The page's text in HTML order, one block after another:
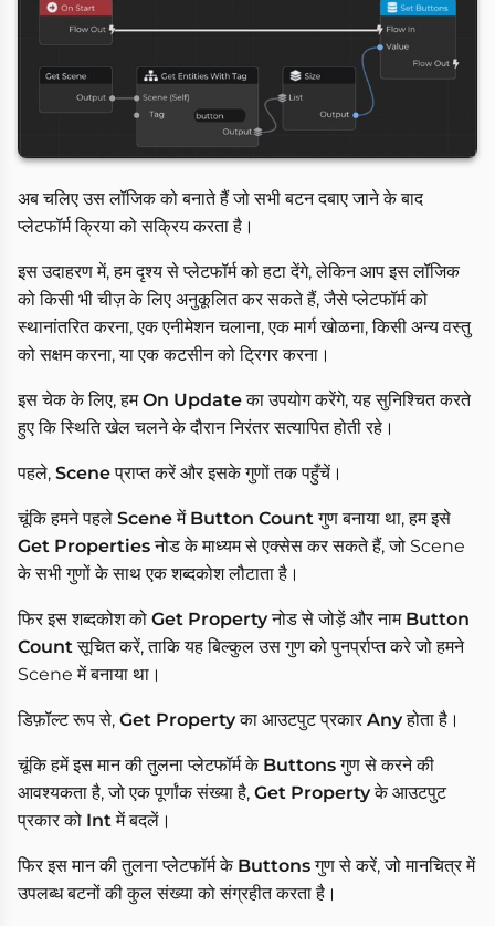
अब चलिए उस लॉजिक को बनाते हैं जो सभी बटन दबाए जाने के बाद
प्लेटफॉर्म क्रिया को सक्रिय करता है।
इस उदाहरण में, हम दृश्य से प्लेटफॉर्म को हटा देंगे, लेकिन आप इस लॉजिक
को किसी भी चीज़ के लिए अनुकूलित कर सकते हैं, जैसे प्लेटफॉर्म को
स्थानांतरित करना, एक एनीमेशन चलाना, एक मार्ग खोळना, किसी अन्य वस्तु
को सक्षम करना, या एक कटसीन को ट्रिगर करना।
इस चेक के लिए, हमOn Updateका उपयोग करेंगे, यह सुनिश्चित करते
हुए कि स्थिति खेल चलने के दौरान निरंतर सत्यापित होती रहे।
पहले, Sceneप्राप्त करें और इसके गुणों तक पहुँचें।
चूंकि हमने पहले Sceneमें Button Count गुण बनाया था, हम इसे
Get Propertiesनोड के माध्यम से एक्सेस कर सकते हैं, जो Scene
के सभी गुणों के साथ एक शब्दकोश लौटाता है।
फिर इस शब्दकोश को Get Propertyनोड से जोड़ें और नाम Button
Count सूचित करें, ताकि यह बिल्कुल उस गुण को पुनर्प्राप्त करे जो हमने
Scene में बनाया था।
डिफ़ॉल्ट रूप से, Get Propertyका आउटपुट प्रकारAnyहोता है।
चूंकि हमें इस मान की तुलना प्लेटफॉर्म के Buttonsगुण से करने की
आवश्यकता है, जो एक पूर्णांक संख्या है, Get Propertyके आउटपुट
प्रकार को Int में बदलें।
फिर इस मान की तुलना प्लेटफॉर्म के Buttonsगुण से करें, जो मानचित्र में
उपलब्ध बटनों की कुल संख्या को संग्रहीत करता है।